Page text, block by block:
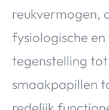
reukvermogen,
fysiologische
tegenstelling
smaakpapillen